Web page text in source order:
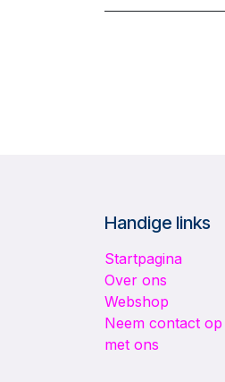
Handige links
Startpagina
Over ons
Webshop
Neem contact op
met ons